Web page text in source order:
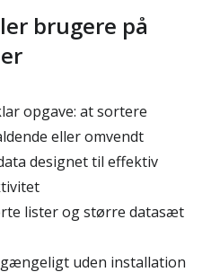
brugere på
opgave: at sortere
eller omvendt
designet til effektiv
lister og større datasæt
uden installation